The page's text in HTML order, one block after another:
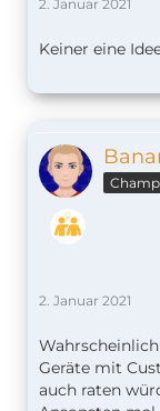
2. Januar 2021
Keiner eine
Champ
2. Januar 2021
Geräte mit
auch raten